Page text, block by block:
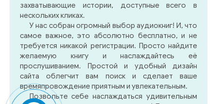
захватывающие истории, доступные всего в
нескольких кликах.
У нас собран огромный выбор аудиокниг! И, что
самое важное, это абсолютно бесплатно, и не
требуется никакой регистрации. Просто найдите
желаемую книгу и наслаждайтесь её
прослушиванием. Простой и удобный дизайн
сайта облегчит вам поиск и сделает ваше
времяпровождение приятным и увлекательным.
Позвольте себе наслаждаться удивительным